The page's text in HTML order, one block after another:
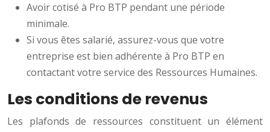
Avoir cotisé à Pro BTP pendant une période
minimale.
Si vous êtes salarié, assurez-vous que votre
entreprise est bien adhérente à Pro BTP en
contactant votre service des Ressources Humaines.
Les conditions de revenus
Les plafonds de ressources constituent un élément